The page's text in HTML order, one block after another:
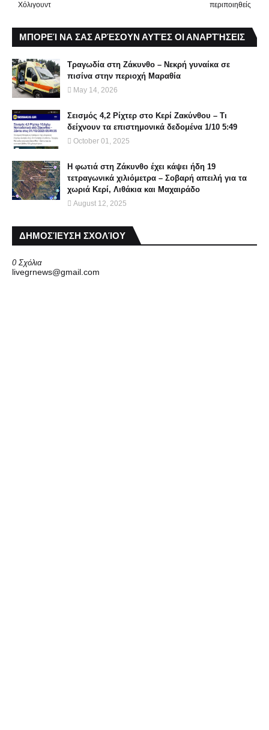
περιποιηθείς
Χόλιγουντ
ΜΠΟΡΕΊ ΝΑ ΣΑΣ ΑΡΈΣΟΥΝ ΑΥΤΈΣ ΟΙ ΑΝΑΡΤΉΣΕΙΣ
Τραγωδία στη Ζάκυνθο – Νεκρή γυναίκα σε
πισίνα στην περιοχή Μαραθία
May 14, 2026
Σεισμός 4,2 Ρίχτερ στο Κερί Ζακύνθου – Τι
δείχνουν τα επιστημονικά δεδομένα 1/10 5:49
October 01, 2025
Η φωτιά στη Ζάκυνθο έχει κάψει ήδη 19
τετραγωνικά χιλιόμετρα – Σοβαρή απειλή για τα
χωριά Κερί, Λιθάκια και Μαχαιράδο
August 12, 2025
ΔΗΜΟΣΊΕΥΣΗ ΣΧΟΛΊΟΥ
0 Σχόλια
livegrnews@gmail.com